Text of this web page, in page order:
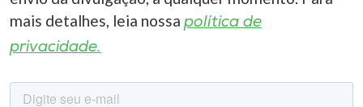
mais detalhes, leia nossa política de
privacidade.